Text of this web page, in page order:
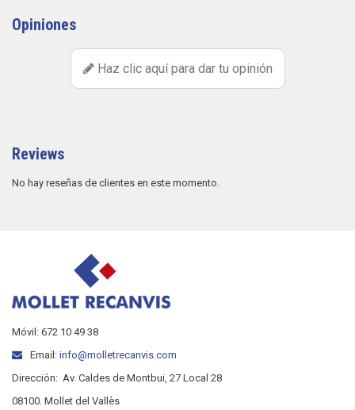
Opiniones
Haz clic aquí para dar tu opinión
Reviews
No hay reseñas de clientes en este momento.
Móvil: 672 10 49 38
Email: info@molletrecanvis.com
Dirección: Av. Caldes de Montbui, 27 Local 28
08100. Mollet del Vallès